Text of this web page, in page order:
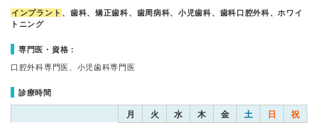
インプラント 、歯科、矯正歯科、歯周病科、小児歯科、歯科口腔外科、ホワイ
トニング
専門医・資格：
口腔外科専門医、小児歯科専門医
診療時間
月 火 水 木 金 土 日 祝